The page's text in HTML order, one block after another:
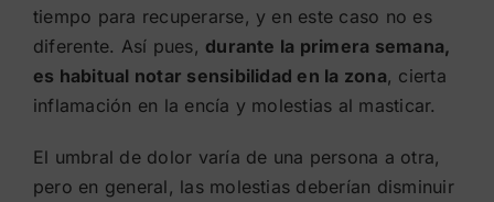
tiempo para recuperarse, y en este caso no es
diferente. Así pues, durante la primera semana,
es habitual notar sensibilidad en la zona, cierta
inflamación en la encía y molestias al masticar.
El umbral de dolor varía de una persona a otra,
pero en general, las molestias deberían disminuir